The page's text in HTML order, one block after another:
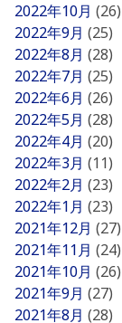
2022年10月 (26)
2022年9月 (25)
2022年8月 (28)
2022年7月 (25)
2022年6月 (26)
2022年5月 (28)
2022年4月 (20)
2022年3月 (11)
2022年2月 (23)
2022年1月 (23)
2021年12月 (27)
2021年11月 (24)
2021年10月 (26)
2021年9月 (27)
2021年8月 (28)